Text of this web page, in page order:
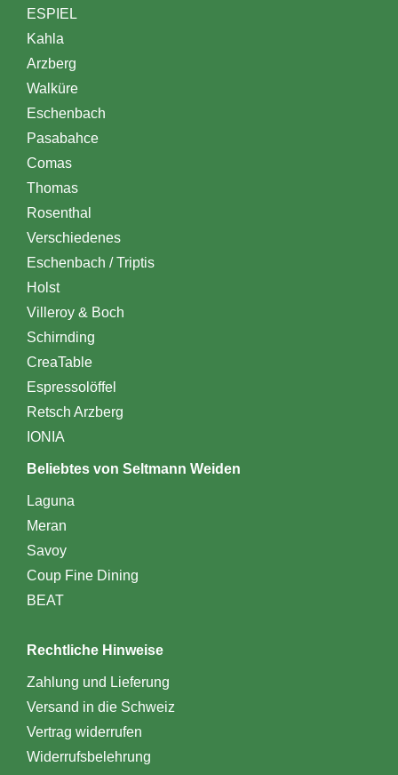
ESPIEL
Kahla
Arzberg
Walküre
Eschenbach
Pasabahce
Comas
Thomas
Rosenthal
Verschiedenes
Eschenbach / Triptis
Holst
Villeroy & Boch
Schirnding
CreaTable
Espressolöffel
Retsch Arzberg
IONIA
Beliebtes von Seltmann Weiden
Laguna
Meran
Savoy
Coup Fine Dining
BEAT
Rechtliche Hinweise
Zahlung und Lieferung
Versand in die Schweiz
Vertrag widerrufen
Widerrufsbelehrung